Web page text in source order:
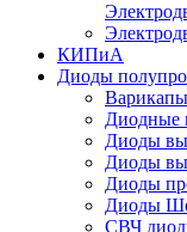
КИПиА
Диоды
Варикапы
Диодные
Диоды
Диоды
Диоды
Диоды
СВЧ